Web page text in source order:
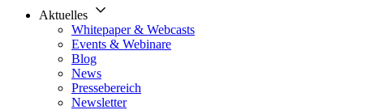
Aktuelles
Whitepaper & Webcasts
Events & Webinare
Blog
News
Pressebereich
Newsletter